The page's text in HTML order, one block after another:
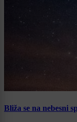
Bliža se na nebesni